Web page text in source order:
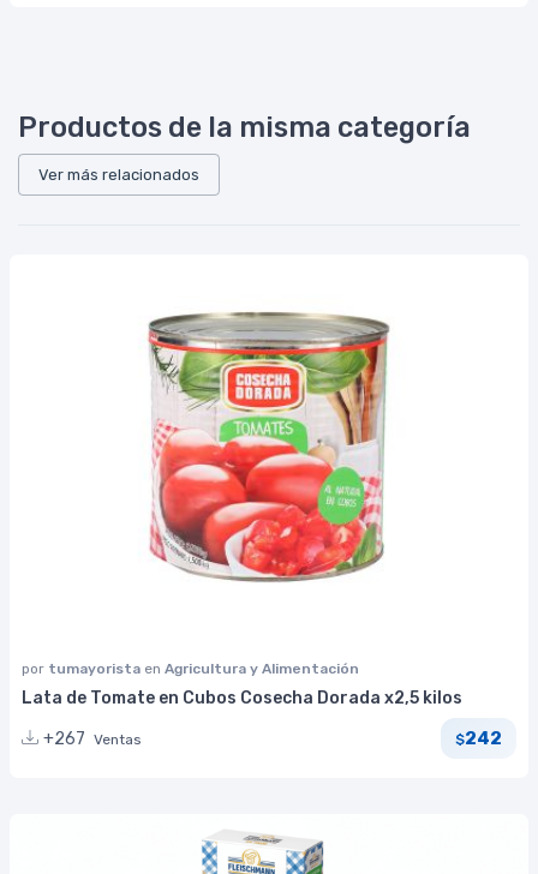
Productos de la misma categoría
Ver más relacionados
por tumayorista en Agricultura y Alimentación
Lata de Tomate en Cubos Cosecha Dorada x2,5 kilos
+267 Ventas $242